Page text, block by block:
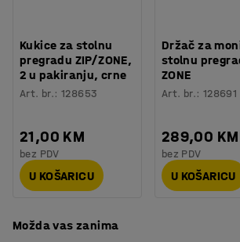
stola, ovisno o tome koliko je pregrada
pregrade montirane direktno na ploču
ugodniji dojam od podnih pregrada, a
lako premjestiti.
Montaža: Dolazi nesastavljeno
Testirano: ISO 354, EN 1023-2, EN 1023-
Kvaliteta - Eko oznaka
Möbelfakta
Kukice za stolnu
pregradu ZIP/ZONE,
2 u pakiranju, crne
Art. br.:128653
21,00 KM
bez PDV
U KOŠARICU
Držač za
stolnu
ZONE
Art. br.: 128691
289,00 KM
bez PDV
U KOŠARICU
Možda vas zanima